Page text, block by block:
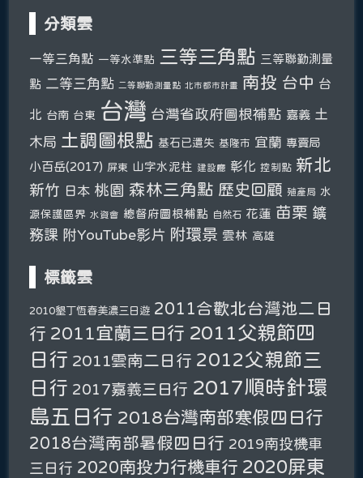
分類雲
一等三角點 一等水準點 三等三角點 三等聯勤測量
點 二等三角點 二等聯勤測量點 北市都市計畫 南投 台中 台
北 台南 台東 台灣 台灣省政府圖根補點 嘉義 土
木局 土調圖根點 基石已遺失 基隆市 宜蘭 專賣局
小百岳(2017) 屏東 山字水泥柱 建設廳 彰化 控制點 新北
新竹 日本 桃園 森林三角點 歷史回顧 殖產局
水
源保護區界 水資會 總督府圖根補點 自然石 花蓮 苗栗 鑛
務課 附YouTube影片 附環景 雲林 高雄
標籤雲
2010墾丁恆春美濃三日遊 2011合歡北台灣池二日
行 2011宜蘭三日行 2011父親節四
日行 2011雲南二日行 2012父親節三
日行 2017嘉義三日行 2017順時針環
島五日行 2018台灣南部寒假四日行
2018台灣南部暑假四日行 2019南投機車
三日行 2020南投力行機車行 2020屏東